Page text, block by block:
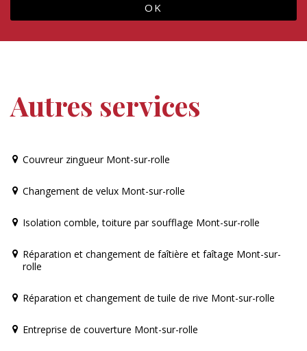
Autres services
Couvreur zingueur Mont-sur-rolle
Changement de velux Mont-sur-rolle
Isolation comble, toiture par soufflage Mont-sur-rolle
Réparation et changement de faîtière et faîtage Mont-sur-
rolle
Réparation et changement de tuile de rive Mont-sur-rolle
Entreprise de couverture Mont-sur-rolle